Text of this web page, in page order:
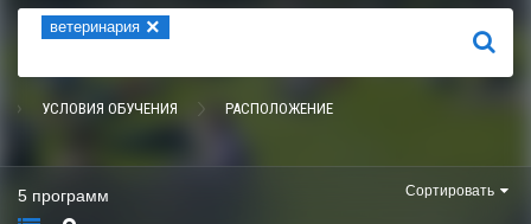
ветеринария ×
НАЙТИ
УСЛОВИЯ ОБУЧЕНИЯ РАСПОЛОЖЕНИЕ
5 программ Сортировать